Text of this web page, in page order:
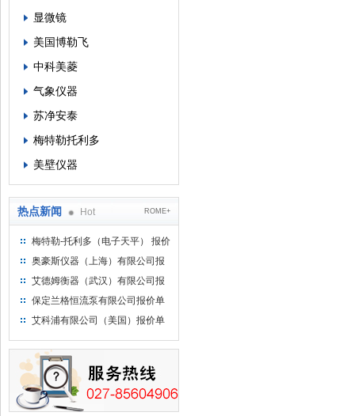
显微镜
美国博勒飞
中科美菱
气象仪器
苏净安泰
梅特勒托利多
美壁仪器
热点新闻 Hot ROME+
梅特勒-托利多（电子天平） 报价
单
奥豪斯仪器（上海）有限公司报
价单
艾德姆衡器（武汉）有限公司报
价单
保定兰格恒流泵有限公司报价单
艾科浦有限公司（美国）报价单